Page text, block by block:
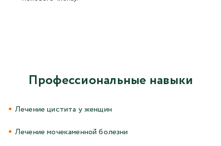
Профессиональные навыки
Лечение цистита у женщин
Лечение мочекаменной болезни